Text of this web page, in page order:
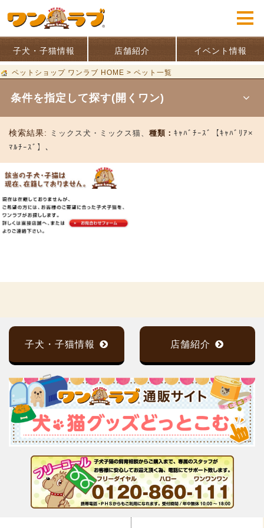
子犬・子猫情報 店舗紹介 イベント情報
ペットショップ ワンラブ HOME > ペット一覧
条件を指定して探す(開くワン)
検索結果: ミックス犬・ミックス猫、 種類： ｷｬﾊﾞﾁｰｽﾞ【ｷｬﾊﾞﾘｱ×
ﾏﾙﾁｰｽﾞ】、
子犬・子猫情報 店舗紹介